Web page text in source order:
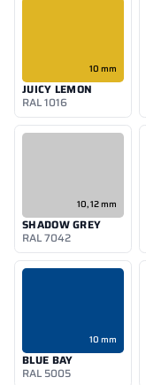
10 mm
JUICY LEMON
RAL 1016
10, 12 mm
SHADOW GREY
RAL 7042
10 mm
BLUE BAY
RAL 5005